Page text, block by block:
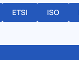
ETSI ISO